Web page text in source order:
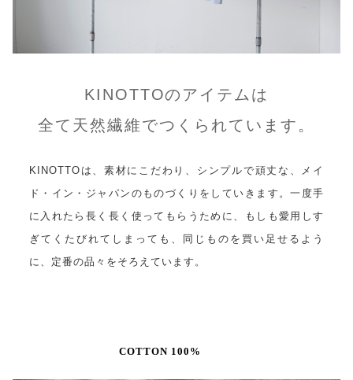
KINOTTOのアイテムは
全て天然繊維でつくられています。
KINOTTOは、素材にこだわり、シンプルで頑丈な、メイ
ド・イン・ジャパンのものづくりをしていきます。一度手
に入れたら長く長く使ってもらうために、もしも愛用しす
ぎてくたびれてしまっても、同じものを買い足せるよう
に、定番の品々をそろえています。
COTTON 100%